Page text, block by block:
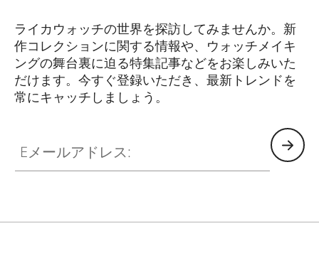
ライカウォッチの世界を探訪してみませんか。新
作コレクションに関する情報や、ウォッチメイキ
ングの舞台裏に迫る特集記事などをお楽しみいた
だけます。今すぐ登録いただき、最新トレンドを
常にキャッチしましょう。